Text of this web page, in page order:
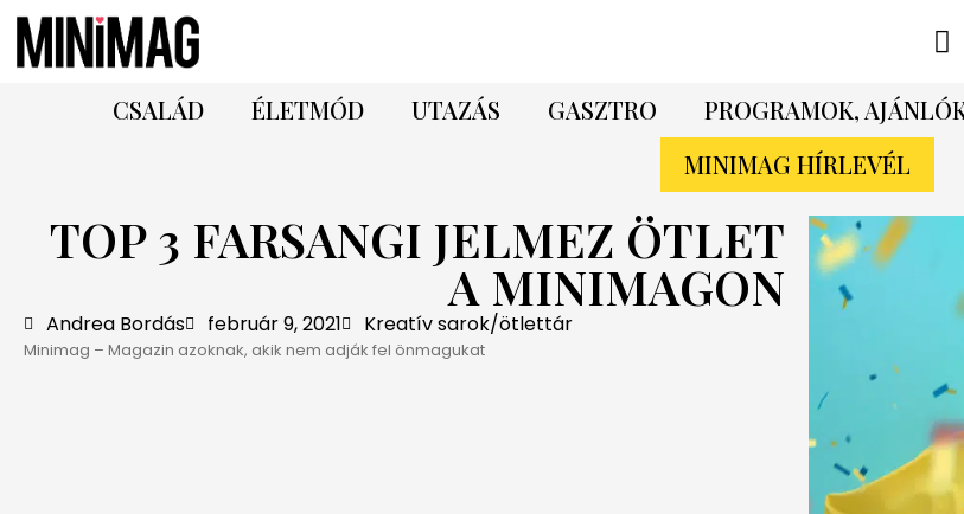
CSALÁD ÉLETMÓD UTAZÁS GASZTRO PROGRAMOK,
MINIMAG HÍRLEVÉL
TOP 3 FARSANGI JELMEZ ÖTLET
A MINIMAGON
Andrea Bordás február 9, 2021 Kreatív sarok/ötlettár
Minimag – Magazin azoknak, akik nem adják fel önmagukat